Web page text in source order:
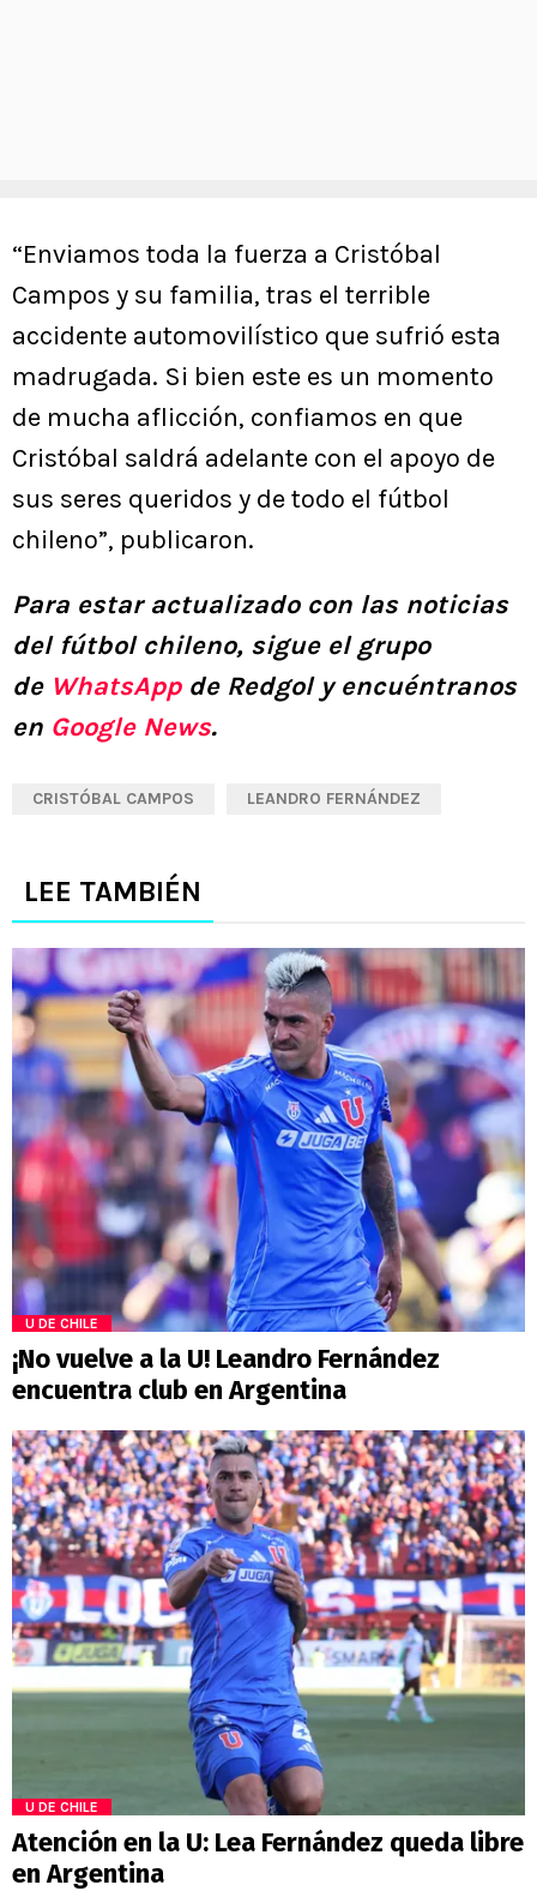
“Enviamos toda la fuerza a Cristóbal
Campos y su familia, tras el terrible
accidente automovilístico que sufrió esta
madrugada. Si bien este es un momento
de mucha aflicción, confiamos en que
Cristóbal saldrá adelante con el apoyo de
sus seres queridos y de todo el fútbol
chileno”, publicaron.
Para estar actualizado con las noticias
del fútbol chileno, sigue el grupo
de WhatsAppde Redgol y encuéntranos
en Google News.
CRISTÓBAL CAMPOS LEANDRO FERNÁNDEZ
LEE TAMBIÉN
U DE CHILE
¡No vuelve a la U! Leandro Fernández
encuentra club en Argentina
U DE CHILE
Atención en la U: Lea Fernández queda libre
en Argentina